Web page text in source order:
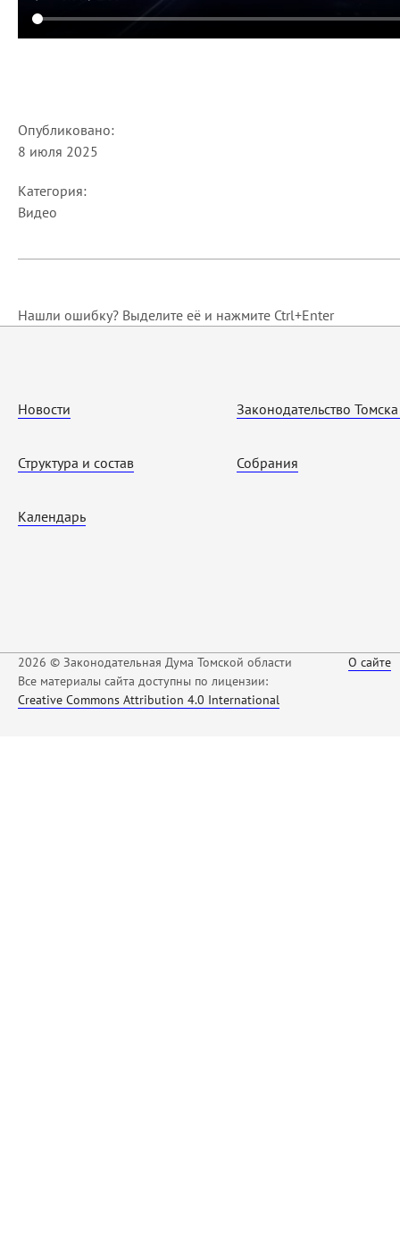
Опубликовано:
8 июля 2025
Категория:
Видео
Нашли ошибку? Выделите её и нажмите Ctrl+Enter
Новости
Структура и состав
Календарь
Законодательство
Собрания
2026 © Законодательная Дума Томской области
Все материалы сайта доступны по лицензии:
Creative Commons Attribution 4.0 International
О сайте